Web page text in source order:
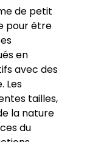
de petit
pour être
en
avec des
Les
tailles,
la nature
du